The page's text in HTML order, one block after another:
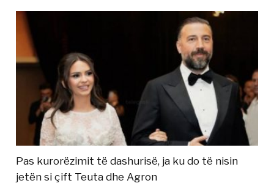
Pas kurorëzimit të dashurisë, ja ku do të nisin
jetën si çift Teuta dhe Agron